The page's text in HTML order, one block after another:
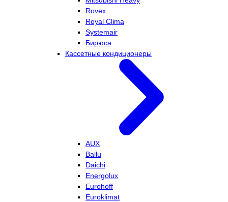
Rovex
Royal Clima
Systemair
Бирюса
Кассетные кондиционеры
AUX
Ballu
Daichi
Energolux
Eurohoff
Euroklimat